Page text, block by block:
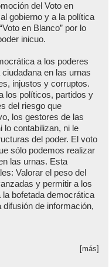
del Voto en
gobierno y a la política
en Blanco” por lo
inicuo.
a los poderes
en las urnas
injustos y corruptos.
los políticos, partidos y
del riesgo que
los gestores de las
lo contabilizan, ni le
del poder. El voto
sólo podemos realizar
las urnas. Esta
Valorar el peso del
y permitir a los
bofetada democrática
de información,
[más]